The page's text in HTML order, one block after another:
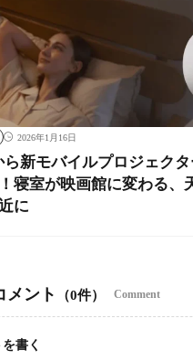
2026年1月16日
ら新モバイルプロジェクタ
寝室が映画館に変わる、
に
メント （0件） Comment
書く